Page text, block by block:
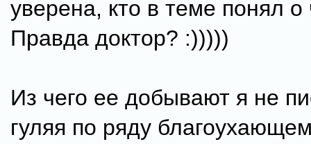
уверена, кто в теме понял
Правда доктор? :)))))
Из чего ее добывают я не
гуляя по ряду